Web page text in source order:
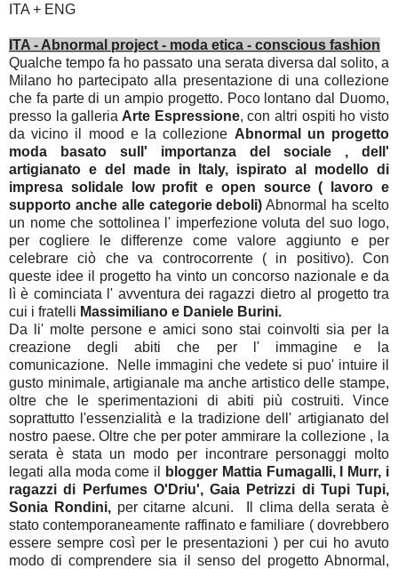
ITA + ENG
ITA - Abnormal project - moda etica - conscious fashion
Qualche tempo fa ho passato una serata diversa dal solito, a
Milano ho partecipato alla presentazione di una collezione
che fa parte di un ampio progetto. Poco lontano dal Duomo,
presso la galleria Arte Espressione, con altri ospiti ho visto
da vicino il mood e la collezione Abnormal un progetto
moda basato sull' importanza del sociale , dell'
artigianato e del made in Italy, ispirato al modello di
impresa solidale low profit e open source ( lavoro e
supporto anche alle categorie deboli) Abnormal ha scelto
un nome che sottolinea l' imperfezione voluta del suo logo,
per cogliere le differenze come valore aggiunto e per
celebrare ciò che va controcorrente ( in positivo). Con
queste idee il progetto ha vinto un concorso nazionale e da
lì è cominciata l' avventura dei ragazzi dietro al progetto tra
cui i fratelli Massimiliano e Daniele Burini.
Da li' molte persone e amici sono stai coinvolti sia per la
creazione degli abiti che per l' immagine e la
comunicazione. Nelle immagini che vedete si puo' intuire il
gusto minimale, artigianale ma anche artistico delle stampe,
oltre che le sperimentazioni di abiti più costruiti. Vince
soprattutto l'essenzialità e la tradizione dell' artigianato del
nostro paese. Oltre che per poter ammirare la collezione , la
serata è stata un modo per incontrare personaggi molto
legati alla moda come il
blogger Mattia Fumagalli, I Murr, i
ragazzi di Perfumes O'Driu', Gaia Petrizzi di Tupi Tupi,
Sonia Rondini,per citarne alcuni. Il clima della serata è
stato contemporaneamente raffinato e familiare ( dovrebbero
essere sempre così per le presentazioni ) per cui ho avuto
modo di comprendere sia il senso del progetto Abnormal,